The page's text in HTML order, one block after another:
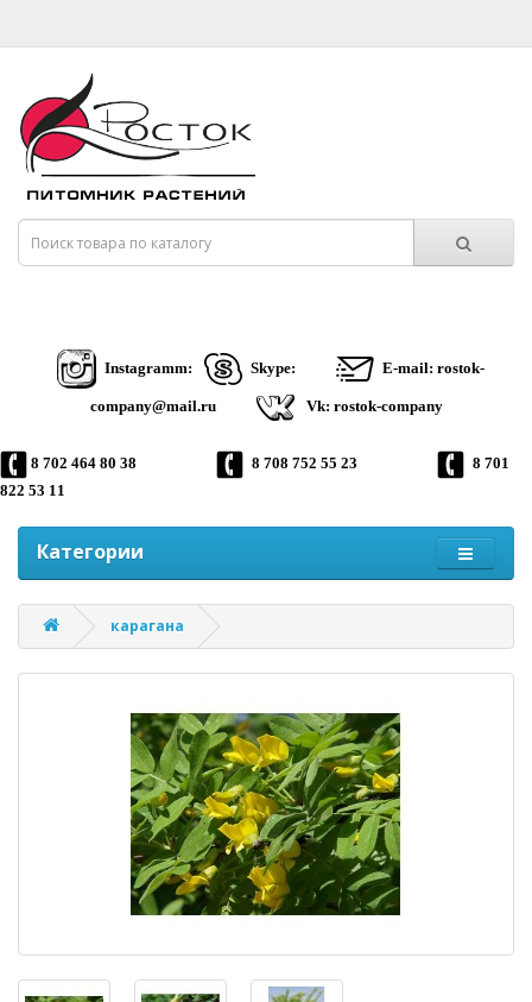
Instagramm: Skype: E-mail: rostok-
company@mail.ru Vk: rostok-company
8 702 464 80 38 8 708 752 55 23
8 701
822 53 11
Категории
карагана